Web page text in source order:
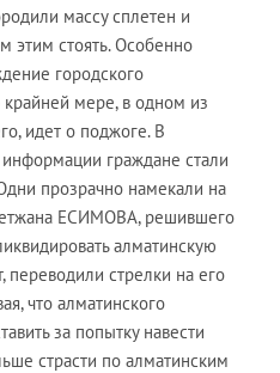
массу сплетен и
этим стоять. Особенно
городского
мере, в одном из
идет о поджоге. В
граждане стали
прозрачно намекали на
ЕСИМОВА, решившего
алматинскую
переводили стрелки на его
что алматинского
за попытку навести
страсти по алматинским